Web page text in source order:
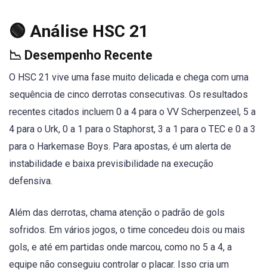
🟢 Análise HSC 21
📉 Desempenho Recente
O HSC 21 vive uma fase muito delicada e chega com uma
sequência de cinco derrotas consecutivas. Os resultados
recentes citados incluem 0 a 4 para o VV Scherpenzeel, 5 a
4 para o Urk, 0 a 1 para o Staphorst, 3 a 1 para o TEC e 0 a 3
para o Harkemase Boys. Para apostas, é um alerta de
instabilidade e baixa previsibilidade na execução
defensiva.
Além das derrotas, chama atenção o padrão de gols
sofridos. Em vários jogos, o time concedeu dois ou mais
gols, e até em partidas onde marcou, como no 5 a 4, a
equipe não conseguiu controlar o placar. Isso cria um